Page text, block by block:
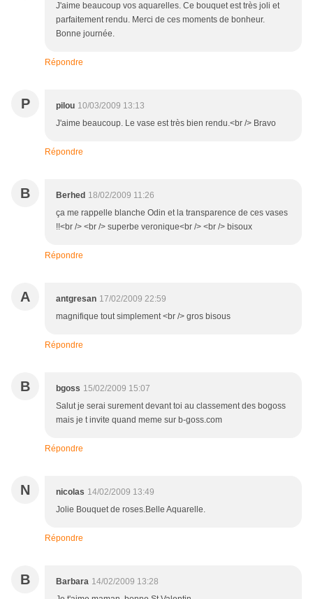
J'aime beaucoup vos aquarelles. Ce bouquet est très joli et
parfaitement rendu. Merci de ces moments de bonheur.
Bonne journée.
Répondre
P pilou 10/03/2009 13:13
J'aime beaucoup. Le vase est très bien rendu.<br /> Bravo
Répondre
B Berhed 18/02/2009 11:26
ça me rappelle blanche Odin et la transparence de ces vases
!!<br /> <br /> superbe veronique<br /> <br /> bisoux
Répondre
A antgresan 17/02/2009 22:59
magnifique tout simplement <br /> gros bisous
Répondre
B bgoss 15/02/2009 15:07
Salut je serai surement devant toi au classement des bogoss
mais je t invite quand meme sur b-goss.com
Répondre
N nicolas 14/02/2009 13:49
Jolie Bouquet de roses.Belle Aquarelle.
Répondre
B Barbara 14/02/2009 13:28